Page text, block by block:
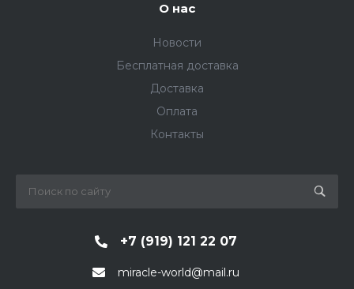
О нас
Новости
Бесплатная доставка
Доставка
Оплата
Контакты
+7 (919) 121 22 07
miracle-world@mail.ru